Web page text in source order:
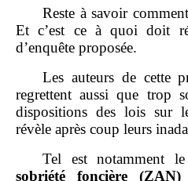
Reste à savoir
Et c’est ce à quoi doit
d’enquête proposée.
Les auteurs de cette
regrettent aussi que trop
dispositions des lois sur
révèle après coup leurs
Tel est notamment
sobriété foncière